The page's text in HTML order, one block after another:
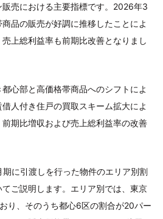
販売における主要指標です。2026年3
品の販売が好調に推移したことによ
上総利益率も前期比改善となりまし
心部と高価格帯商品へのシフトによ
人付き住戸の買取スキーム拡大によ
期比増収および売上総利益率の改善
に引渡しを行った物件のエリア別割
ご説明します。エリア別では、東京
り、そのうち都心6区の割合が20パー